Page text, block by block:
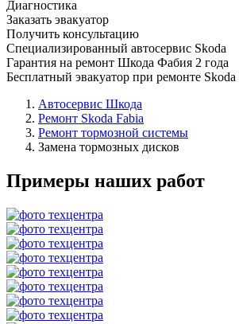
Диагностика
Заказать эвакуатор
Получить консультацию
Специализированный автосервис Skoda
Гарантия на ремонт Шкода Фабия 2 года
Бесплатный эвакуатор при ремонте Skoda
Автосервис Шкода
Ремонт Skoda Fabia
Ремонт тормозной системы
Замена тормозных дисков
Примеры наших работ